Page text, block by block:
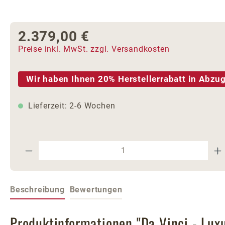
Regulärer Preis:
2.379,00 €
Preise inkl. MwSt. zzgl. Versandkosten
Wir haben Ihnen 20% Herstellerrabatt in
Lieferzeit: 2-6 Wochen
Produkt Anzahl: Gib den
Beschreibung Bewertungen